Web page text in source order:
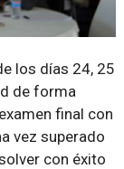
los días 24, 25
de forma
final con
vez superado
con éxito